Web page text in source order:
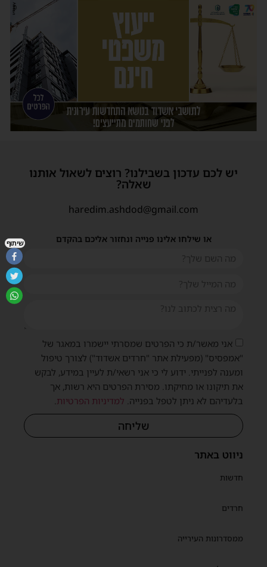
ניווט באתר
חדשות
חרדים
ממסדרונות העירייה
יש לכם עדכון בשבילנו? רוצים לשאול אותנו
שאלה?
haredim.ashdod@gmail.com
או שילחו אלינו פנייה ונחזור אליכם בהקדם
אני מאשר/ת כי הפרטים שמסרתי יישמרו במאגר של
"אמפסיס" (מפעילת אתר "חרדים אשדוד") לצורך טיפול
ומענה לפנייתי. ידוע לי כי אני רשאי/ת לעיין במידע, לבקש
את תיקונו או מחיקתו. מסירת הפרטים היא רשות, אך
בלעדיהם לא ניתן לטפל בפנייה. למדיניות הפרטיות.
שליחה
שיתוף